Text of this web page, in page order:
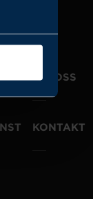
OM OSS
KONTAKT